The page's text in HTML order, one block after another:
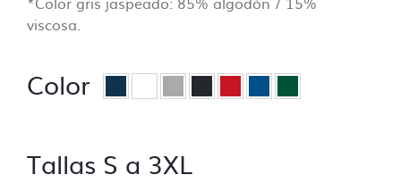
viscosa.
Color
Tallas S a 3XL
– Control de trazos para troquelado si lo
– Control de la orientación.
– Control de capas, no se aceptarán